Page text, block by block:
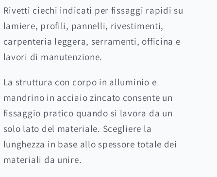
Rivetti ciechi indicati per fissaggi rapidi su
lamiere, profili, pannelli, rivestimenti,
carpenteria leggera, serramenti, officina e
lavori di manutenzione.
La struttura con corpo in alluminio e
mandrino in acciaio zincato consente un
fissaggio pratico quando si lavora da un
solo lato del materiale. Scegliere la
lunghezza in base allo spessore totale dei
materiali da unire.